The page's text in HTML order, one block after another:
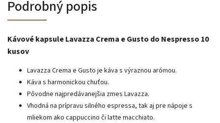
Podrobný popis
Kávové kapsule Lavazza Crema e Gusto do Nespresso 10
kusov
Lavazza Crema e Gusto je káva s výraznou arómou.
Káva s harmonickou chuťou.
Pôvodne najpredávanejšia zmes Lavazza.
Vhodná na prípravu silného espressa, tak aj pre nápoje s
mliekom ako cappuccino či latte macchiato.